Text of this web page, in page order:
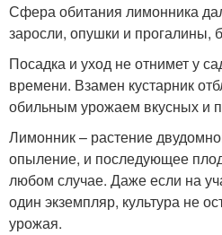
Сфера обитания лимонника
заросли, опушки и прогалины,
Посадка и уход не отнимет у
времени. Взамен кустарник
обильным урожаем вкусных и
Лимонник – растение
опыление, и последующее
любом случае. Даже если на
один экземпляр, культура не
урожая.